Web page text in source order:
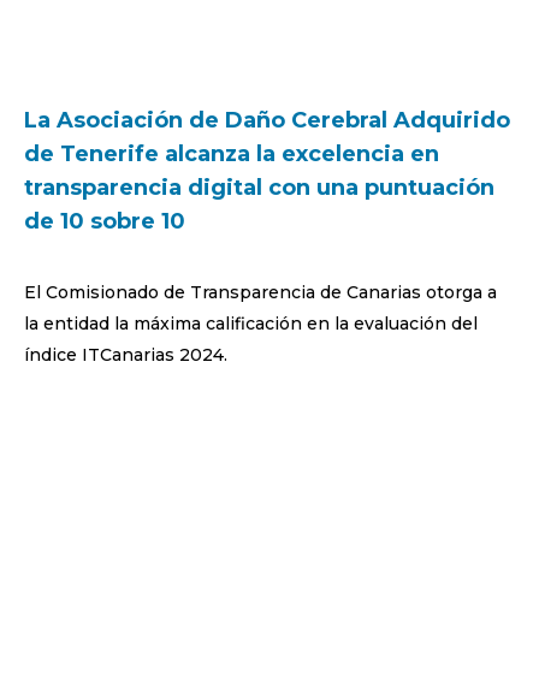
La Asociación de Daño Cerebral Adquirido
de Tenerife alcanza la excelencia en
transparencia digital con una puntuación
de 10 sobre 10
El Comisionado de Transparencia de Canarias otorga a
la entidad la máxima calificación en la evaluación del
índice ITCanarias 2024.